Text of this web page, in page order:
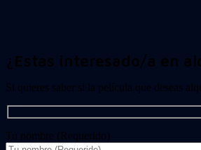
¿Estas interesado/a en
Si quieres saber si la película que deseas
Tu nombre (Requerido)